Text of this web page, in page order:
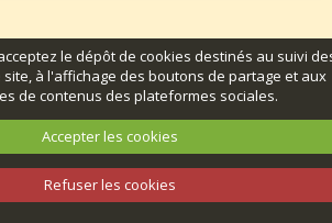
le dépôt de cookies destinés au suivi
à l'affichage des boutons de partage et aux
de contenus des plateformes sociales.
Accepter les cookies
Refuser les cookies